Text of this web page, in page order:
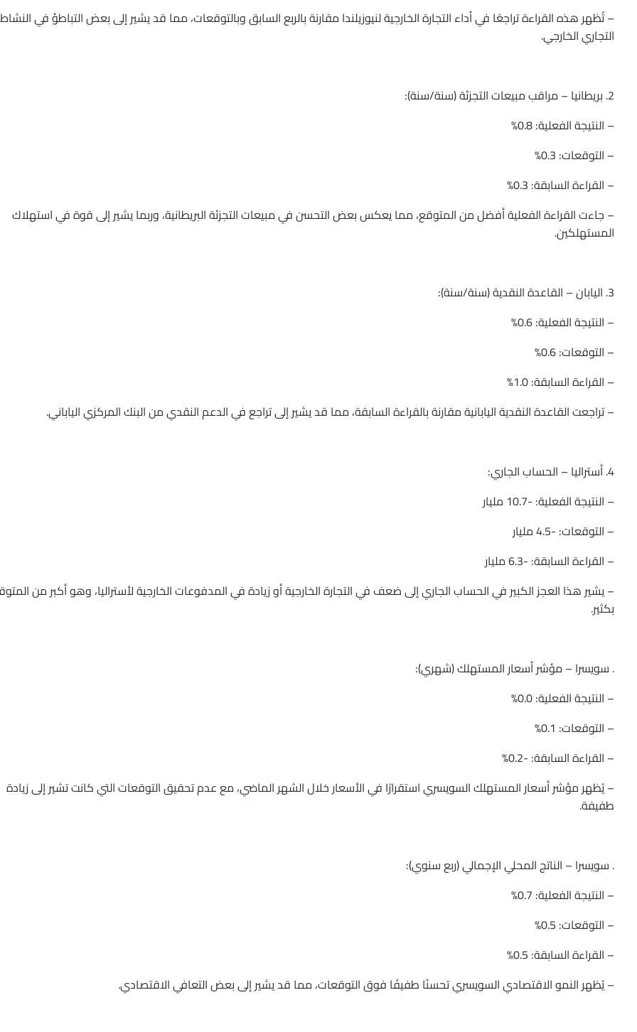
– تُظهر هذه القراءة تراجعًا في أداء التجارة الخارجية لنيوزيلندا مقارنة بالربع السابق وبالتوقعات، مما قد يشير إلى بعض التباطؤ في النشاط
التجاري الخارجي.
2. بريطانيا – مراقب مبيعات التجزئة (سنة/سنة):
– النتيجة الفعلية: 0.8%
– التوقعات: 0.3%
– القراءة السابقة: 0.3%
– جاءت القراءة الفعلية أفضل من المتوقع، مما يعكس بعض التحسن في مبيعات التجزئة البريطانية، وربما يشير إلى قوة في استهلاك
المستهلكين.
3. اليابان – القاعدة النقدية (سنة/سنة):
– النتيجة الفعلية: 0.6%
– التوقعات: 0.6%
– القراءة السابقة: 1.0%
– تراجعت القاعدة النقدية اليابانية مقارنة بالقراءة السابقة، مما قد يشير إلى تراجع في الدعم النقدي من البنك المركزي الياباني.
4. أستراليا – الحساب الجاري:
– النتيجة الفعلية: -10.7 مليار
– التوقعات: -4.5 مليار
– القراءة السابقة: -6.3 مليار
– يشير هذا العجز الكبير في الحساب الجاري إلى ضعف في التجارة الخارجية أو زيادة في المدفوعات الخارجية لأستراليا، وهو أكبر من
بكثير.
. سويسرا – مؤشر أسعار المستهلك (شهري):
– النتيجة الفعلية: 0.0%
– التوقعات: 0.1%
– القراءة السابقة: -0.2%
– يُظهر مؤشر أسعار المستهلك السويسري استقرارًا في الأسعار خلال الشهر الماضي، مع عدم تحقيق التوقعات التي كانت تشير إلى زيادة
طفيفة.
. سويسرا – الناتج المحلي الإجمالي (ربع سنوي):
– النتيجة الفعلية: 0.7%
– التوقعات: 0.5%
– القراءة السابقة: 0.5%
– يُظهر النمو الاقتصادي السويسري تحسنًا طفيفًا فوق التوقعات، مما قد يشير إلى بعض التعافي الاقتصادي.